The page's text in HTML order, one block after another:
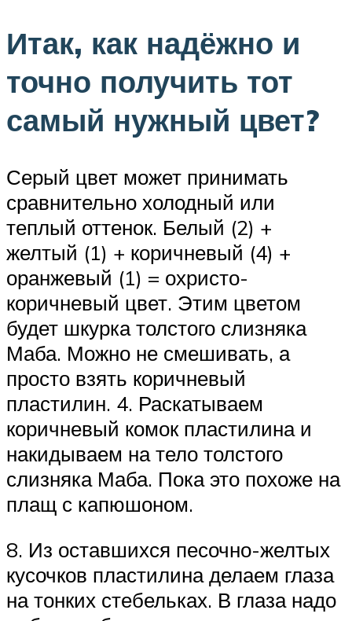
Итак, как надёжно и
точно получить тот
самый нужный цвет?
Серый цвет может принимать
сравнительно холодный или
теплый оттенок. Белый (2) +
желтый (1) + коричневый (4) +
оранжевый (1) = охристо-
коричневый цвет. Этим цветом
будет шкурка толстого слизняка
Маба. Можно не смешивать, а
просто взять коричневый
пластилин. 4. Раскатываем
коричневый комок пластилина и
накидываем на тело толстого
слизняка Маба. Пока это похоже на
плащ с капюшоном.
8. Из оставшихся песочно-желтых
кусочков пластилина делаем глаза
на тонких стебельках. В глаза надо